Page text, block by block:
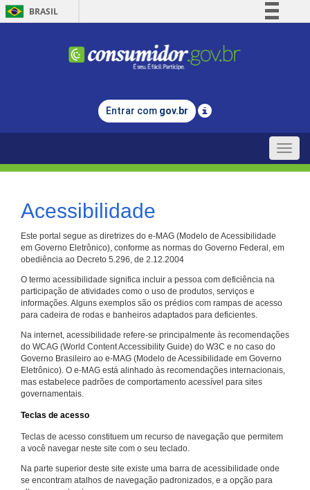
BRASIL
Comunica BR
Legislação
Entrar com gov.br
Toggle
Acessibilidade
Este portal segue as diretrizes do e-MAG (Modelo de Acessibilidade
em Governo Eletrônico), conforme as normas do Governo Federal, em
obediência ao Decreto 5.296, de 2.12.2004
O termo acessibilidade significa incluir a pessoa com deficiência na
participação de atividades como o uso de produtos, serviços e
informações. Alguns exemplos são os prédios com rampas de acesso
para cadeira de rodas e banheiros adaptados para deficientes.
Na internet, acessibilidade refere-se principalmente às recomendações
do WCAG (World Content Accessibility Guide) do W3C e no caso do
Governo Brasileiro ao e-MAG (Modelo de Acessibilidade em Governo
Eletrônico). O e-MAG está alinhado às recomendações internacionais,
mas estabelece padrões de comportamento acessível para sites
governamentais.
Teclas de acesso
Teclas de acesso constituem um recurso de navegação que permitem
a você navegar neste site com o seu teclado.
Na parte superior deste site existe uma barra de acessibilidade onde
se encontram atalhos de navegação padronizados, e a opção para